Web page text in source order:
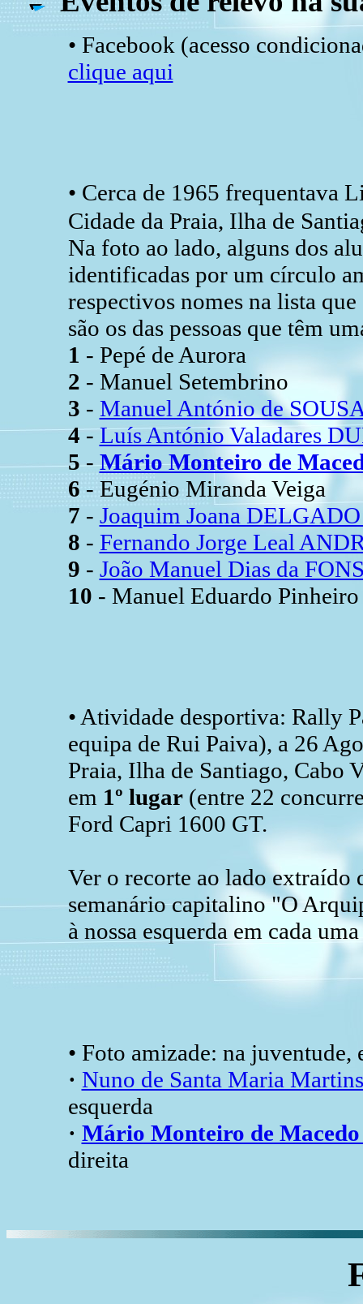
• Facebook (acesso
clique aqui
• Cerca de 1965 frequentava
Cidade da Praia, Ilha de
Na foto ao lado, alguns dos
identificadas por um círculo
respectivos nomes na lista
são os das pessoas que têm
1 - Pepé de Aurora
2 - Manuel Setembrino
3 - Manuel António de
4-Luís António Valadares
5 -Mário Monteiro de
6 - Eugénio Miranda Veiga
7 - Joaquim Joana DELGADO
8 - Fernando Jorge Leal
9 - João Manuel Dias da
10 - Manuel Eduardo
• Atividade desportiva: Rally
equipa de Rui Paiva), a 26
Praia, Ilha de Santiago, Cabo
em 1º lugar(entre 22
Ford Capri 1600 GT.
Ver o recorte ao lado extraído
semanário capitalino "O
à nossa esquerda em cada
• Foto amizade: na juventude,
· Nuno de Santa Maria
esquerda
· Mário Monteiro de
direita